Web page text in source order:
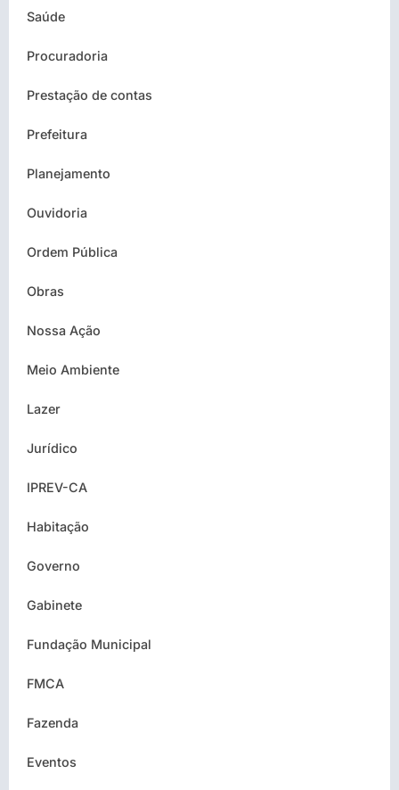
Saúde
Procuradoria
Prestação de contas
Prefeitura
Planejamento
Ouvidoria
Ordem Pública
Obras
Nossa Ação
Meio Ambiente
Lazer
Jurídico
IPREV-CA
Habitação
Governo
Gabinete
Fundação Municipal
FMCA
Fazenda
Eventos